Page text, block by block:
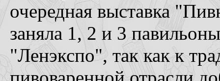
очередная выставка
заняла 1, 2 и 3
"Ленэкспо", так как к